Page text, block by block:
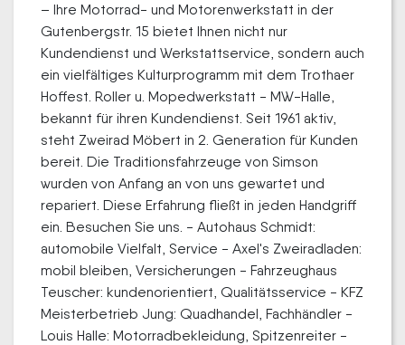
– Ihre Motorrad- und Motorenwerkstatt in der
Gutenbergstr. 15 bietet Ihnen nicht nur
Kundendienst und Werkstattservice, sondern auch
ein vielfältiges Kulturprogramm mit dem Trothaer
Hoffest. Roller u. Mopedwerkstatt - MW-Halle,
bekannt für ihren Kundendienst. Seit 1961 aktiv,
steht Zweirad Möbert in 2. Generation für Kunden
bereit. Die Traditionsfahrzeuge von Simson
wurden von Anfang an von uns gewartet und
repariert. Diese Erfahrung fließt in jeden Handgriff
ein. Besuchen Sie uns. - Autohaus Schmidt:
automobile Vielfalt, Service - Axel's Zweiradladen:
mobil bleiben, Versicherungen - Fahrzeughaus
Teuscher: kundenorientiert, Qualitätsservice - KFZ
Meisterbetrieb Jung: Quadhandel, Fachhändler -
Louis Halle: Motorradbekleidung, Spitzenreiter -